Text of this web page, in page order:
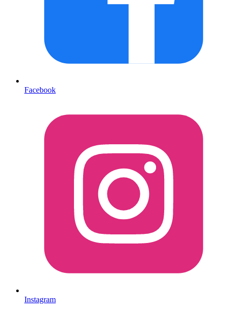
Facebook
Instagram